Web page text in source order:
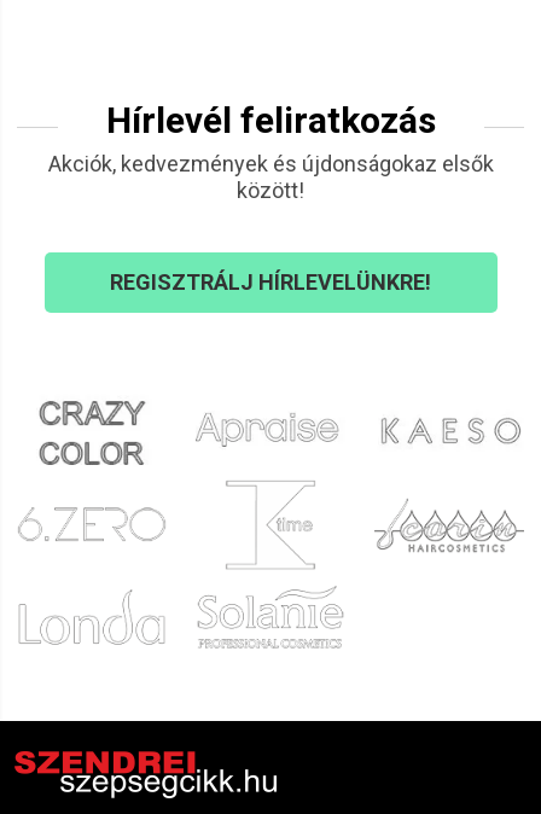
Hírlevél feliratkozás
Akciók, kedvezmények és újdonságokaz elsők
között!
REGISZTRÁLJ HÍRLEVELÜNKRE!